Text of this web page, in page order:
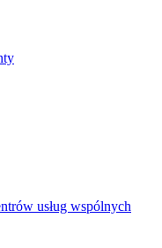
usług wspólnych